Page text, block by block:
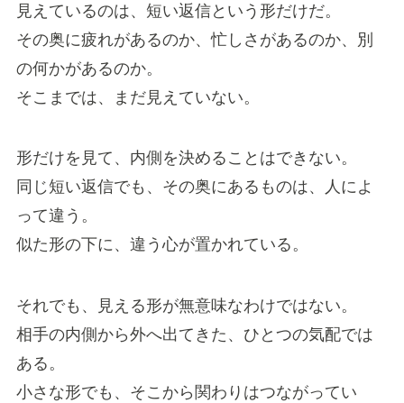
見えているのは、短い返信という形だけだ。
その奥に疲れがあるのか、忙しさがあるのか、別
の何かがあるのか。
そこまでは、まだ見えていない。
形だけを見て、内側を決めることはできない。
同じ短い返信でも、その奥にあるものは、人によ
って違う。
似た形の下に、違う心が置かれている。
それでも、見える形が無意味なわけではない。
相手の内側から外へ出てきた、ひとつの気配では
ある。
小さな形でも、そこから関わりはつながってい